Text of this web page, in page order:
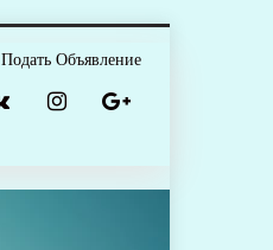
Подать Объявление